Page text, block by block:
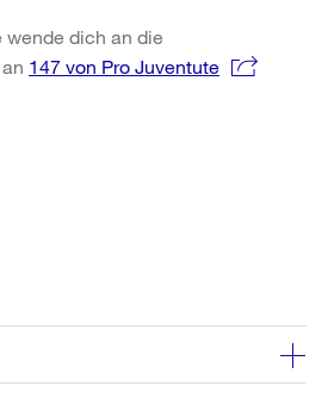
wende dich an die
147 von Pro Juventute